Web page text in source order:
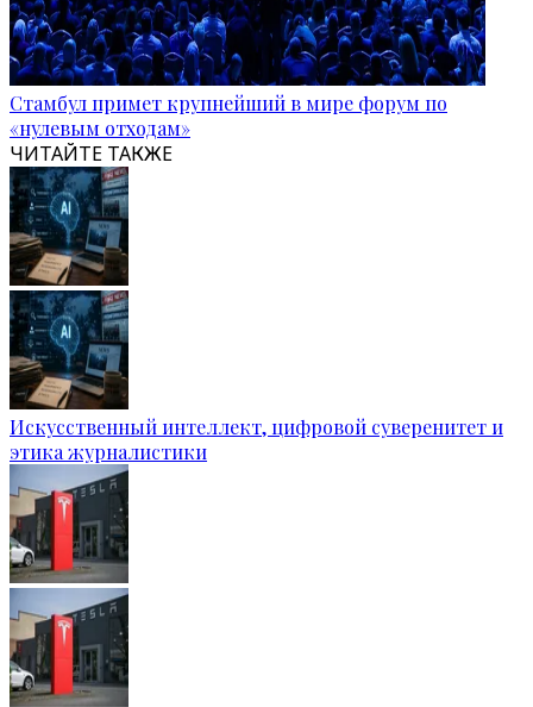
Стамбул примет крупнейший в мире форум по
«нулевым отходам»
ЧИТАЙТЕ ТАКЖЕ
Искусственный интеллект, цифровой суверенитет и
этика журналистики